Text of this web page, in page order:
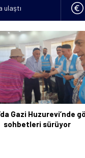
için Türkçe
Gazi Huzurevi’nde
sohbetleri sürüyor